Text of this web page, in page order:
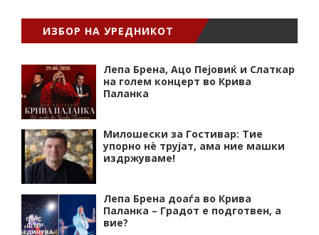
ИЗБОР НА УРЕДНИКОТ
Лепа Брена, Ацо Пејовиќ и Слаткар
на голем концерт во Крива
Паланка
Милошески за Гостивар: Тие
упорно нѐ трујат, ама ние машки
издржуваме!
Лепа Брена доаѓа во Крива
Паланка – Градот е подготвен, а
вие?